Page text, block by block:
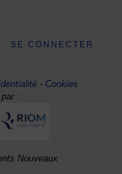
SE CONNECTER
- Cookies
:
Nouveaux